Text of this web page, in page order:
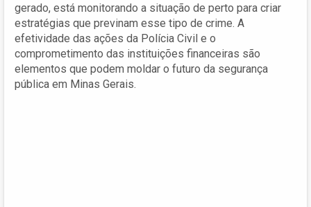
gerado, está monitorando a situação de perto para criar
estratégias que previnam esse tipo de crime. A
efetividade das ações da Polícia Civil e o
comprometimento das instituições financeiras são
elementos que podem moldar o futuro da segurança
pública em Minas Gerais.